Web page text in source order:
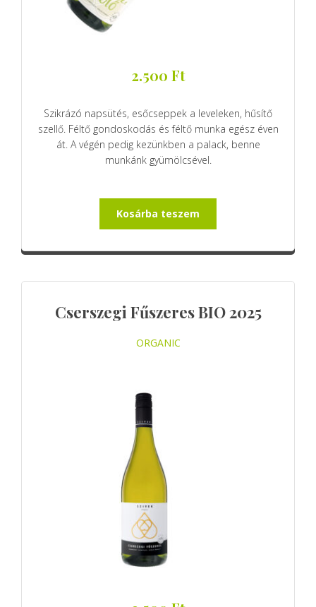
2.500 Ft
Szikrázó napsütés, esőcseppek a leveleken, hűsítő
szellő. Féltő gondoskodás és féltő munka egész éven
át. A végén pedig kezünkben a palack, benne
munkánk gyümölcsével.
Kosárba teszem
Cserszegi Fűszeres BIO 2025
ORGANIC